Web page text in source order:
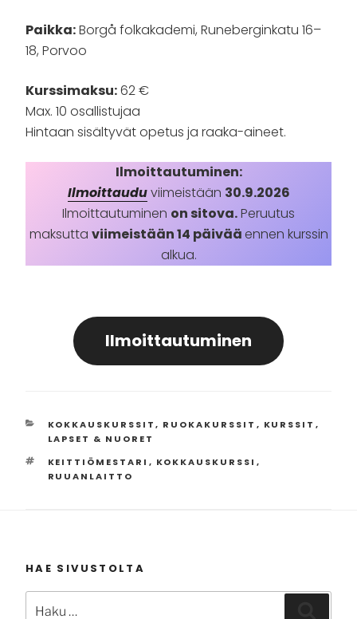
Paikka:Borgå folkakademi, Runeberginkatu 16–
18, Porvoo
Kurssimaksu:62 €
Max. 10 osallistujaa
Hintaan sisältyvät opetus ja raaka-aineet.
Ilmoittautuminen:
Ilmoittauduviimeistään 30.9.2026
Ilmoittautuminen on sitova.Peruutus
maksutta viimeistään 14 päivääennen kurssin
alkua.
Ilmoittautuminen
KATEGORIAT
KOKKAUSKURSSIT, RUOKAKURSSIT , KURSSIT ,
LAPSET & NUORET
AVAINSANAT
KEITTIÖMESTARI , KOKKAUSKURSSI ,
RUUANLAITTO
HAE SIVUSTOLTA